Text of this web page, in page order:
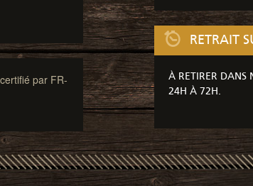
par FR-
RETRAIT
À RETIRER DANS
24H À 72H.